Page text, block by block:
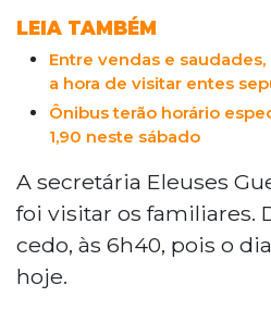
limpando os túmulos,
tradição de
Funcionários da Sisep
visitantes na
forneceram
relacionados ao
LEIA TAMBÉM
Entre vendas e
a hora de visitar entes
Ônibus terão horário
1,90 neste sábado
A secretária Eleuses
foi visitar os familiares.
cedo, às 6h40, pois o
hoje.